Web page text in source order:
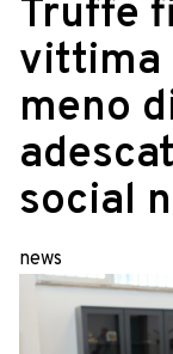
Truffe
vittima
meno
social
news